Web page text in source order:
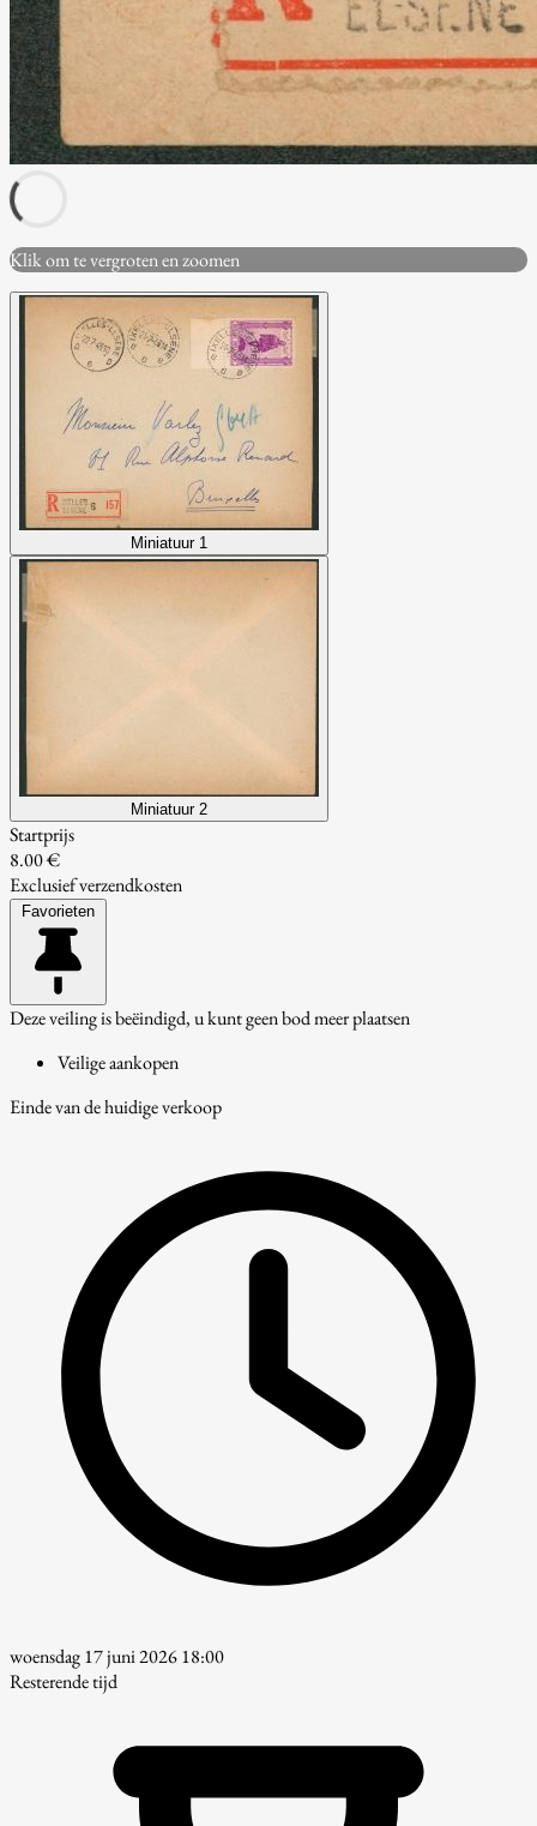
Klik om te vergroten en zoomen
Miniatuur 1
Miniatuur 2
Startprijs
8.00 €
Exclusief verzendkosten
Favorieten
Deze veiling is beëindigd, u kunt geen bod meer plaatsen
Veilige aankopen
Einde van de huidige verkoop
woensdag 17 juni 2026 18:00
Resterende tijd